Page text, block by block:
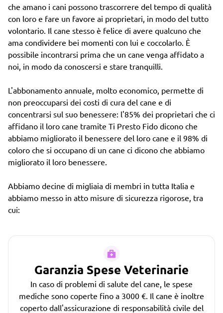
che amano i cani possono trascorrere del tempo di qualità
con loro e fare un favore ai proprietari, in modo del tutto
volontario. Il cane stesso è felice di avere qualcuno che
ama condividere bei momenti con lui e coccolarlo. È
possibile incontrarsi prima che un cane venga affidato a
noi, in modo da conoscersi e stare tranquilli.
L'abbonamento annuale, molto economico, permette di
non preoccuparsi dei costi di cura del cane e di
concentrarsi sul suo benessere: l'85% dei proprietari che ci
affidano il loro cane tramite Ti Presto Fido dicono che
abbiamo migliorato il benessere del loro cane e il 98% di
coloro che si occupano di un cane ci dicono che abbiamo
migliorato il loro benessere.
Abbiamo decine di migliaia di membri in tutta Italia e
abbiamo messo in atto misure di sicurezza rigorose, tra
cui:
Garanzia Spese Veterinarie
In caso di problemi di salute del cane, le spese
mediche sono coperte fino a 3000 €. Il cane è inoltre
coperto dall'assicurazione di responsabilità civile del